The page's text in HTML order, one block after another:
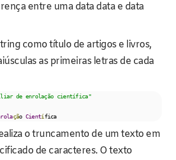
entre uma data data e data
como título de artigos e livros,
as primeiras letras de cada
de enrolação científica"
ção Científica
o truncamento de um texto em
de caracteres. O texto